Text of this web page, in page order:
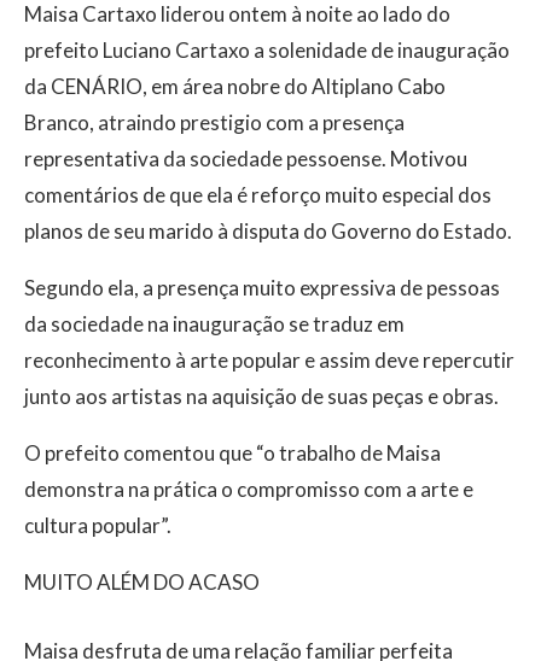
Maisa Cartaxo liderou ontem à noite ao lado do
prefeito Luciano Cartaxo a solenidade de inauguração
da CENÁRIO, em área nobre do Altiplano Cabo
Branco, atraindo prestigio com a presença
representativa da sociedade pessoense. Motivou
comentários de que ela é reforço muito especial dos
planos de seu marido à disputa do Governo do Estado.
Segundo ela, a presença muito expressiva de pessoas
da sociedade na inauguração se traduz em
reconhecimento à arte popular e assim deve repercutir
junto aos artistas na aquisição de suas peças e obras.
O prefeito comentou que “o trabalho de Maisa
demonstra na prática o compromisso com a arte e
cultura popular”.
MUITO ALÉM DO ACASO
Maisa desfruta de uma relação familiar perfeita